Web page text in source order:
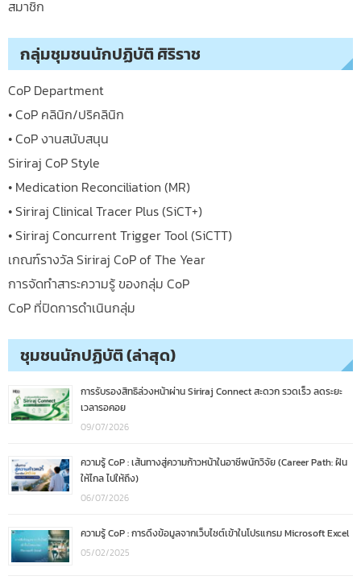
สมาชิก
กลุ่มชุมชนนักปฏิบัติ ศิริราช
CoP Department
• CoP คลินิก/ปริคลินิก
• CoP งานสนับสนุน
Siriraj CoP Style
• Medication Reconciliation (MR)
• Siriraj Clinical Tracer Plus (SiCT+)
• Siriraj Concurrent Trigger Tool (SiCTT)
เกณฑ์รางวัล Siriraj CoP of The Year
การจัดทำสาระความรู้ ของกลุ่ม CoP
CoP ที่ปิดการดำเนินกลุ่ม
ชุมชนนักปฏิบัติ (ล่าสุด)
การรับรองสิทธิล่วงหน้าผ่าน Siriraj Connect สะดวก รวดเร็ว ลดระยะ
เวลารอคอย
09/07/2026
ความรู้ CoP : เส้นทางสู่ความก้าวหน้าในอาชีพนักวิจัย (Career Path: ฝัน
ให้ไกล ไปให้ถึง)
06/07/2026
ความรู้ CoP : การดึงข้อมูลจากเว็บไซต์เข้าในโปรแกรม Microsoft Excel
05/02/2025